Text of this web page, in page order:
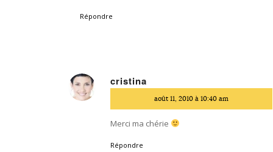
Répondre
cristina
août 11, 2010 à 10:40 am
Merci ma chérie
Répondre